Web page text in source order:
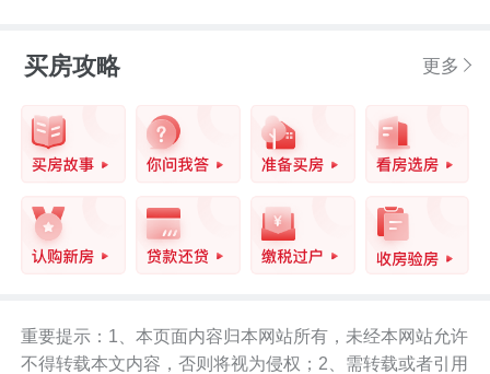
买房攻略 更多
重要提示：1、本页面内容归本网站所有，未经本网站允许
不得转载本文内容，否则将视为侵权；2、需转载或者引用